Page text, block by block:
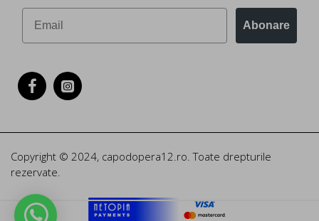
Abonare
Copyright © 2024, capodopera12.ro. Toate drepturile
rezervate.